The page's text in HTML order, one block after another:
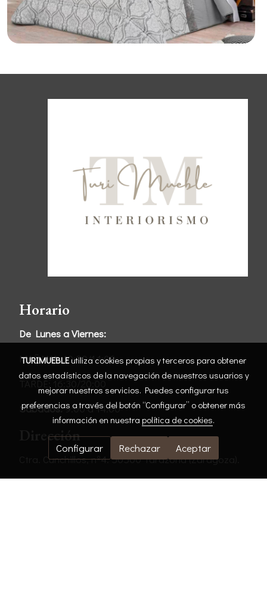
Horario
De Lunes a Viernes:
MAÑANA: 10:00/14:00
Sábados:9:00 a 14:00
Dirección
Ctra. Cunchillos, nº4. 50500 Tarazona (Zaragoza).
TURIMUEBLEutiliza cookies propias y terceros para obtener
datos estadísticos de la navegación de nuestros usuarios y
mejorar nuestros servicios. Puedes configurar tus
preferencias a través del botón “Configurar” o obtener más
información en nuestra política de cookies.
Configurar Rechazar Aceptar